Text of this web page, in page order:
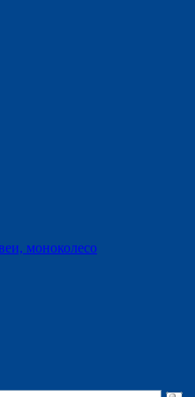
моноколесо